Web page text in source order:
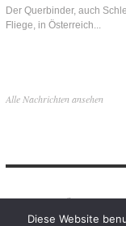
Der Querbinder, auch
Fliege, in Österreich...
Alle Nachrichten ansehen
Onlineshop
Diese Website